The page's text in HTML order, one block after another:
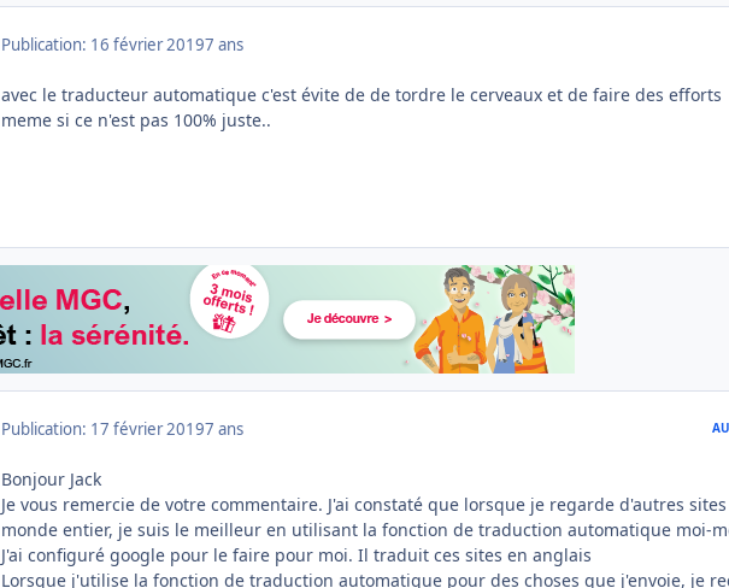
Publication: 16 février 20197 ans
avec le traducteur automatique c'est évite de de tordre le cerveaux et de faire des efforts
meme si ce n'est pas 100% juste..
Publication: 17 février 20197 ans
Bonjour Jack
Je vous remercie de votre commentaire. J'ai constaté que lorsque je regarde d'autres
monde entier, je suis le meilleur en utilisant la fonction de traduction automatique moi-
J'ai configuré google pour le faire pour moi. Il traduit ces sites en anglais
Lorsque j'utilise la fonction de traduction automatique pour des choses que j'envoie, je